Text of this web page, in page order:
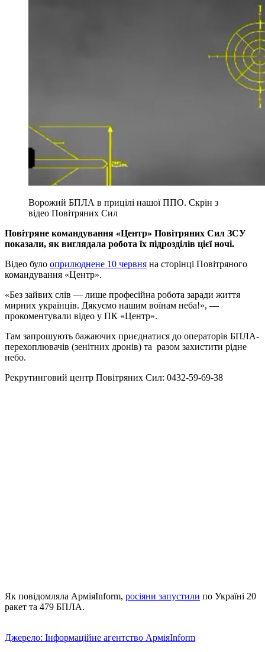
Ворожий БПЛА в прицілі нашої ППО. Скрін з
відео Повітряних Сил
Повітряне командування «Центр» Повітряних Сил ЗСУ
показали, як виглядала робота їх підрозділів цієї ночі.
Відео було оприлюднене 10 червня на сторінці Повітряного
командування «Центр».
«Без зайвих слів — лише професійна робота заради життя
мирних українців. Дякуємо нашим воїнам неба!», —
прокоментували відео у ПК «Центр».
Там запрошують бажаючих приєднатися до операторів БПЛА-
перехоплювачів (зенітних дронів) та разом захистити рідне
небо.
Рекрутинговий центр Повітряних Сил: 0432-59-69-38
Як повідомляла АрміяInform, росіяни запустили по Україні 20
ракет та 479 БПЛА.
Джерело: Інформаційне агентство АрміяInform